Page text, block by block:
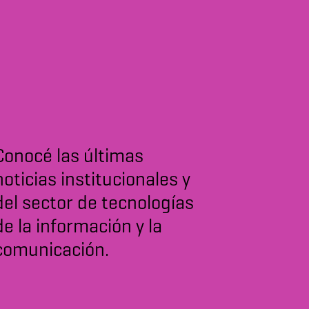
las últimas
institucionales y
sector de tecnologías
la información y la